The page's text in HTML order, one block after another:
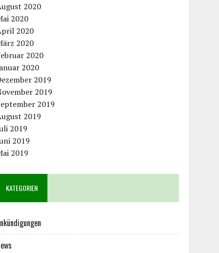
2020
2020
2020
2020
2020
2020
2019
2019
2019
2019
2019
2019
2019
KATEGORIEN